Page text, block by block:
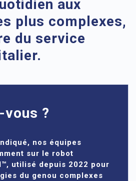
aux
plus complexes,
du service
vous ?
nos équipes
sur le robot
utilisé depuis 2022 pour
du genou complexes